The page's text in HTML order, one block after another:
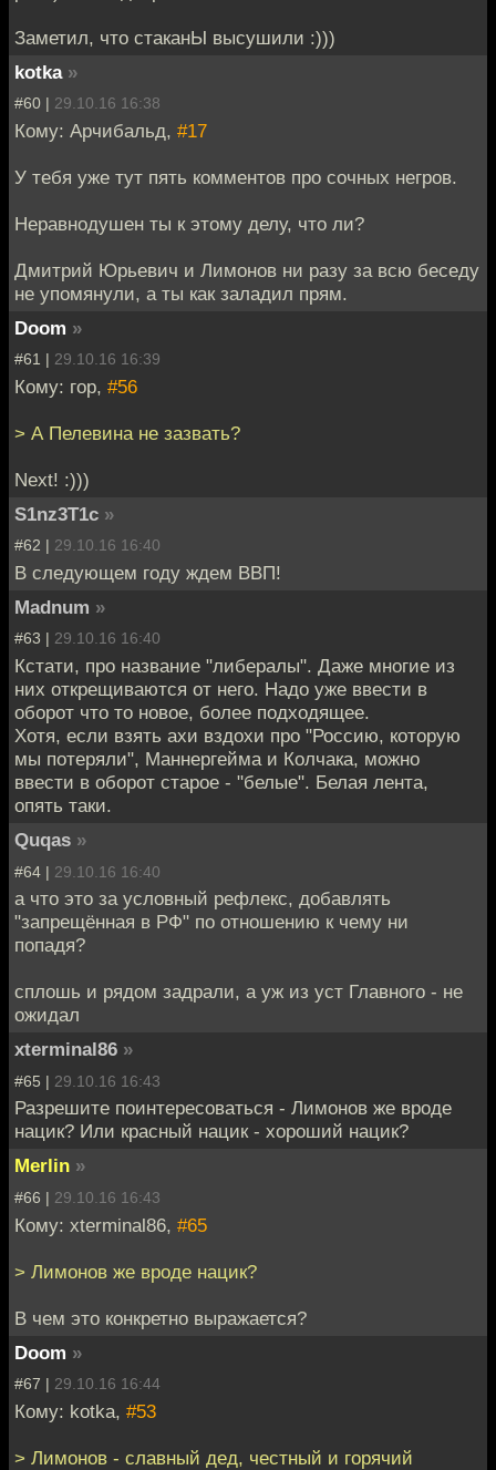
Заметил, что стаканЫ высушили :)))
kotka »
#60 | 29.10.16 16:38
Кому: Арчибальд, #17
У тебя уже тут пять комментов про сочных негров.
Неравнодушен ты к этому делу, что ли?
Дмитрий Юрьевич и Лимонов ни разу за всю беседу
не упомянули, а ты как заладил прям.
Doom »
#61 | 29.10.16 16:39
Кому: гор, #56
> А Пелевина не зазвать?
Next! :)))
S1nz3T1c »
#62 | 29.10.16 16:40
В следующем году ждем ВВП!
Madnum »
#63 | 29.10.16 16:40
Кстати, про название "либералы". Даже многие из
них открещиваются от него. Надо уже ввести в
оборот что то новое, более подходящее.
Хотя, если взять ахи вздохи про "Россию, которую
мы потеряли", Маннергейма и Колчака, можно
ввести в оборот старое - "белые". Белая лента,
опять таки.
Quqas »
#64 | 29.10.16 16:40
а что это за условный рефлекс, добавлять
"запрещённая в РФ" по отношению к чему ни
попадя?
сплошь и рядом задрали, а уж из уст Главного - не
ожидал
xterminal86 »
#65 | 29.10.16 16:43
Разрешите поинтересоваться - Лимонов же вроде
нацик? Или красный нацик - хороший нацик?
Merlin »
#66 | 29.10.16 16:43
Кому: xterminal86, #65
> Лимонов же вроде нацик?
В чем это конкретно выражается?
Doom »
#67 | 29.10.16 16:44
Кому: kotka, #53
> Лимонов - славный дед, честный и горячий